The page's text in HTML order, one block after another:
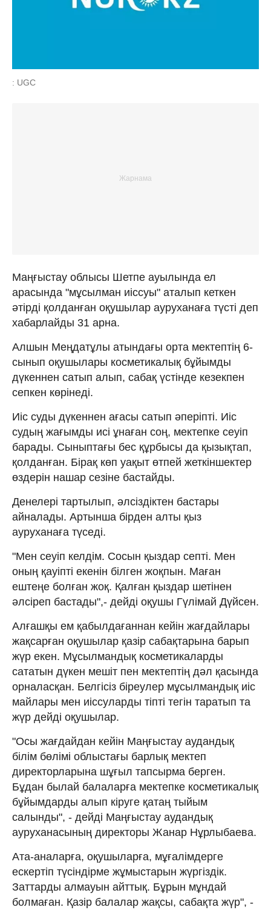
: UGC
Маңғыстау облысы Шетпе ауылында ел
арасында "мұсылман иіссуы" аталып кеткен
әтірді қолданған оқушылар ауруханаға түсті деп
хабарлайды 31 арна.
Алшын Меңдатұлы атындағы орта мектептің 6-
сынып оқушылары косметикалық бұйымды
дүкеннен сатып алып, сабақ үстінде кезекпен
сепкен көрінеді.
Иіс суды дүкеннен ағасы сатып әперіпті. Иіс
судың жағымды исі ұнаған соң, мектепке сеуіп
барады. Сыныптағы бес құрбысы да қызықтап,
қолданған. Бірақ көп уақыт өтпей жеткіншектер
өздерін нашар сезіне бастайды.
Денелері тартылып, әлсіздіктен бастары
айналады. Артынша бірден алты қыз
ауруханаға түседі.
"Мен сеуіп келдім. Сосын қыздар септі. Мен
оның қауіпті екенін білген жоқпын. Маған
ештеңе болған жоқ. Қалған қыздар шетінен
әлсіреп бастады",- дейді оқушы Гүлімай Дүйсен.
Алғашқы ем қабылдағаннан кейін жағдайлары
жақсарған оқушылар қазір сабақтарына барып
жүр екен. Мұсылмандық косметикаларды
сататын дүкен мешіт пен мектептің дәл қасында
орналасқан. Белгісіз біреулер мұсылмандық иіс
майлары мен иіссуларды тіпті тегін таратып та
жүр дейді оқушылар.
"Осы жағдайдан кейін Маңғыстау аудандық
білім бөлімі облыстағы барлық мектеп
директорларына шұғыл тапсырма берген.
Бұдан былай балаларға мектепке косметикалық
бұйымдарды алып кіруге қатаң тыйым
салынды", - дейді Маңғыстау аудандық
ауруханасының директоры Жанар Нұрлыбаева.
Ата-аналарға, оқушыларға, мұғалімдерге
ескертіп түсіндірме жұмыстарын жүргіздік.
Заттарды алмауын айттық. Бұрын мұндай
болмаған. Қазір балалар жақсы, сабақта жүр", -